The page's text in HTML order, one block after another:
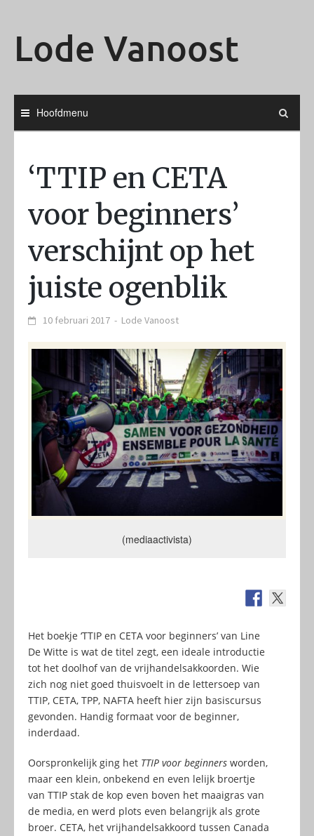
Lode Vanoost
Hoofdmenu
‘TTIP en CETA
voor beginners’
verschijnt op het
juiste ogenblik
10 februari 2017 - Lode Vanoost
(mediaactivista)
Het boekje ‘TTIP en CETA voor beginners’ van Line
De Witte is wat de titel zegt, een ideale introductie
tot het doolhof van de vrijhandelsakkoorden. Wie
zich nog niet goed thuisvoelt in de lettersoep van
TTIP, CETA, TPP, NAFTA heeft hier zijn basiscursus
gevonden. Handig formaat voor de beginner,
inderdaad.
Oorspronkelijk ging het TTIP voor beginners worden,
maar een klein, onbekend en even lelijk broertje
van TTIP stak de kop even boven het maaigras van
de media, en werd plots even belangrijk als grote
broer. CETA, het vrijhandelsakkoord tussen Canada